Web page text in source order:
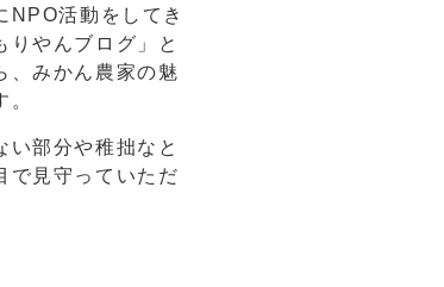
NPO活動をしてき
りやんブログ」と
、みかん農家の魅
い部分や稚拙なと
で見守っていただ